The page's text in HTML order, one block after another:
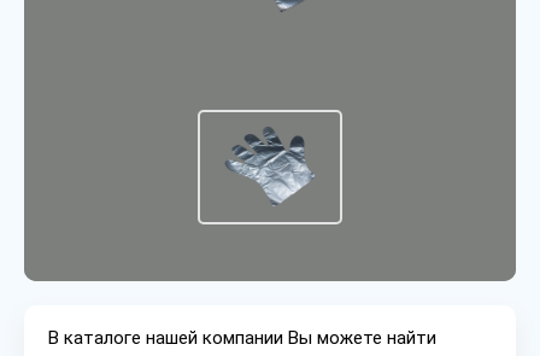
В каталоге нашей компании Вы можете найти